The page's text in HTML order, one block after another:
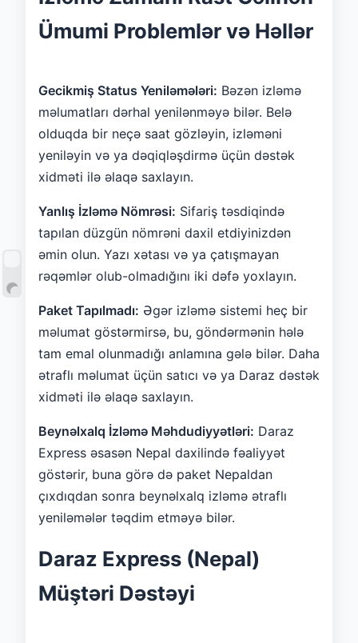
Ümumi Problemlər və Həllər
Gecikmiş Status Yeniləmələri: Bəzən izləmə
məlumatları dərhal yenilənməyə bilər. Belə
olduqda bir neçə saat gözləyin, izləməni
yeniləyin və ya dəqiqləşdirmə üçün dəstək
xidməti ilə əlaqə saxlayın.
Yanlış İzləmə Nömrəsi: Sifariş təsdiqində
tapılan düzgün nömrəni daxil etdiyinizdən
əmin olun. Yazı xətası və ya çatışmayan
rəqəmlər olub-olmadığını iki dəfə yoxlayın.
Paket Tapılmadı: Əgər izləmə sistemi heç bir
məlumat göstərmirsə, bu, göndərmənin hələ
tam emal olunmadığı anlamına gələ bilər. Daha
ətraflı məlumat üçün satıcı və ya Daraz dəstək
xidməti ilə əlaqə saxlayın.
Beynəlxalq İzləmə Məhdudiyyətləri: Daraz
Express əsasən Nepal daxilində fəaliyyət
göstərir, buna görə də paket Nepaldan
çıxdıqdan sonra beynəlxalq izləmə ətraflı
yeniləmələr təqdim etməyə bilər.
Daraz Express (Nepal)
Müştəri Dəstəyi